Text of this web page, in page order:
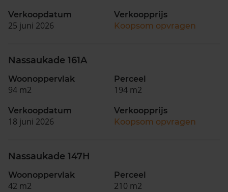
Verkoopdatum
25 juni 2026
Verkoopprijs
Koopsom opvragen
Nassaukade 161A
Woonoppervlak
94 m2
Perceel
194 m2
Verkoopdatum
18 juni 2026
Verkoopprijs
Koopsom opvragen
Nassaukade 147H
Woonoppervlak
42 m2
Perceel
210 m2